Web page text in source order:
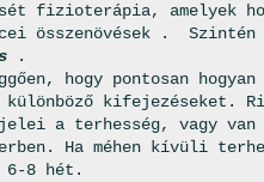
fizioterápia, amelyek
összenövések . Szintén
.
hogy pontosan
különböző kifejezéseket.
a terhesség, vagy van
Ha méhen kívüli
8 hét.